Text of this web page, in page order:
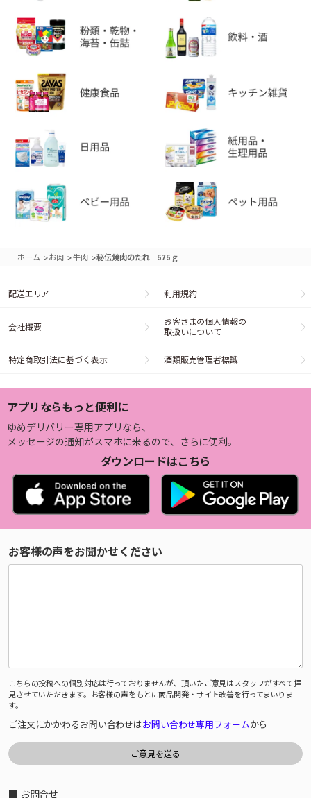
ホーム >お肉 >牛肉 >秘伝焼肉のたれ 575ｇ
配送エリア 利用規約
会社概要
お客さまの個人情報の
取扱いについて
特定商取引法に基づく表示 酒類販売管理者標識
アプリならもっと便利に
ゆめデリバリー専用アプリなら、
メッセージの通知がスマホに来るので、さらに便利。
ダウンロードはこちら
お客様の声をお聞かせください
こちらの投稿への個別対応は行っておりませんが、頂いたご意見はスタッフがすべて拝
見させていただきます。お客様の声をもとに商品開発・サイト改善を行ってまいりま
す。
ご注文にかかわるお問い合わせはお問い合わせ専用フォームから
■ お問合せ